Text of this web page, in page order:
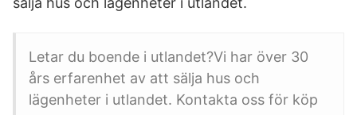
Letar du boende i utlandet?Vi har över 30
års erfarenhet av att sälja hus och
lägenheter i utlandet. Kontakta oss för köp